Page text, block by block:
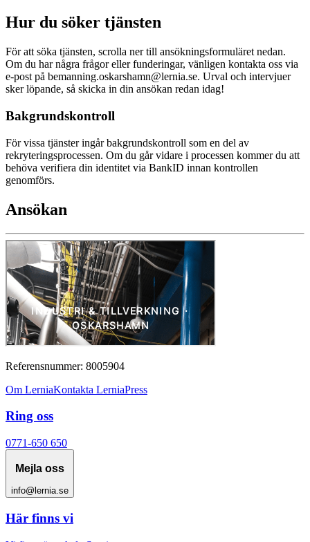
Hur du söker tjänsten
För att söka tjänsten, scrolla ner till ansökningsformuläret nedan.
Om du har några frågor eller funderingar, vänligen kontakta oss via
e-post på bemanning.oskarshamn@lernia.se. Urval och intervjuer
sker löpande, så skicka in din ansökan redan idag!
Bakgrundskontroll
För vissa tjänster ingår bakgrundskontroll som en del av
rekryteringsprocessen. Om du går vidare i processen kommer du att
behöva verifiera din identitet via BankID innan kontrollen
genomförs.
Ansökan
Referensnummer: 8005904
Om LerniaKontakta LerniaPress
Ring oss
0771-650 650
Mejla oss
info@lernia.se
Här finns vi